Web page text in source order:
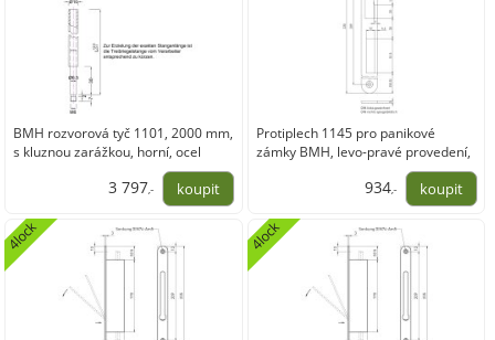
BMH rozvorová tyč 1101, 2000 mm,
s kluznou zarážkou, horní, ocel
3 797,-
Protiplech 1145 pro panikové
zámky BMH, levo-pravé provedení,
934,-
4lock 4lock